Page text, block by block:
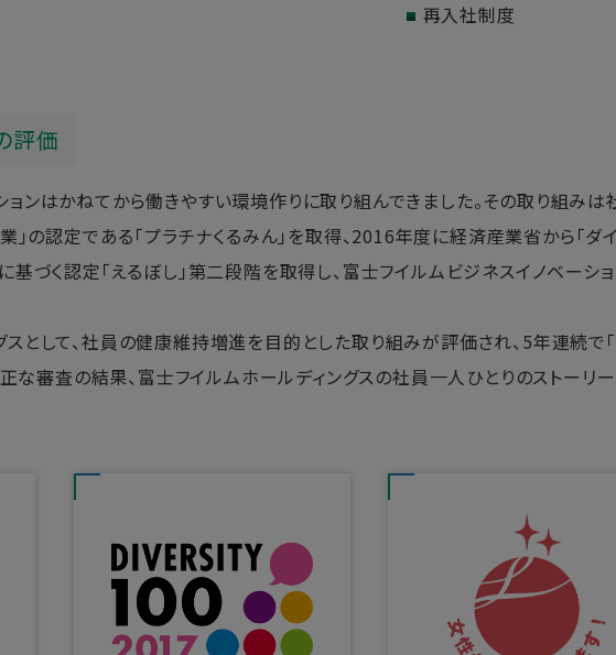
再入社制度
評価
ンはかねてから働きやすい環境作りに取り組んできました。その取り組み
の認定である「プラチナくるみん」を取得、2016年度に経済産業省から「ダ
づく認定「えるぼし」第二段階を取得し、富士フイルムビジネスイノベー
として、社員の健康維持増進を目的とした取り組みが評価され、5年連続で
な審査の結果、富士フイルムホールディングスの社員一人ひとりのストーリ